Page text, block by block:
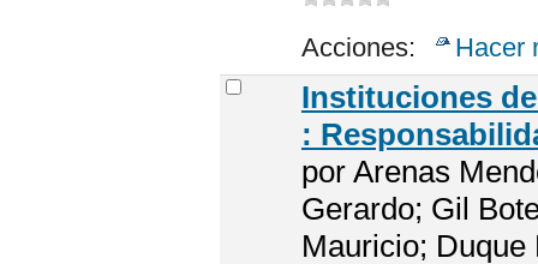
Acciones: Hacer
Instituciones
:
por Arenas
Gerardo; Gil
Mauricio; Duque